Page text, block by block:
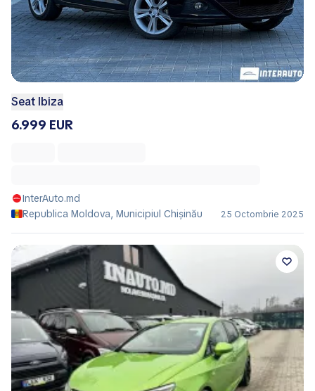
Seat Ibiza
6.999 EUR
InterAuto.md
Republica Moldova, Municipiul Chișinău
25 Octombrie 2025